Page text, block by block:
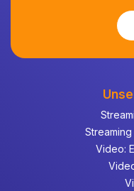
Video: